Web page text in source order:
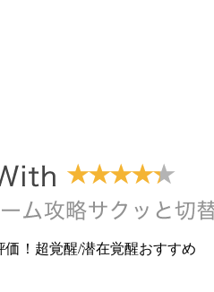
価！超覚醒/潜在覚醒おすすめ